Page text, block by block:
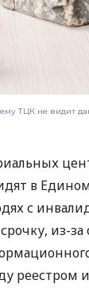
ТЦК не видит
в
с
из-за
реестром и